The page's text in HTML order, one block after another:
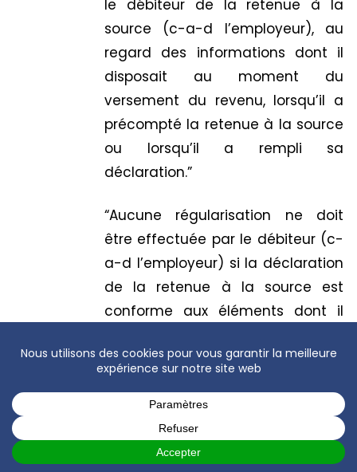
le débiteur de la retenue à la
source (c-a-d l’employeur), au
regard des informations dont il
disposait au moment du
versement du revenu, lorsqu’il a
précompté la retenue à la source
ou lorsqu’il a rempli sa
déclaration.”
“Aucune régularisation ne doit
être effectuée par le débiteur (c-
a-d l’employeur) si la déclaration
de la retenue à la source est
conforme aux éléments dont il
du versement du revenu.”
Par exemple, il n’y a pas de
régularisation à effectuer si vous
avez appliqué le taux de